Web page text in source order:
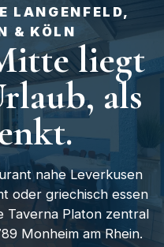
LANGENFELD,
& KÖLN
liegt
als
nahe Leverkusen
oder griechisch essen
Taverna Platon zentral
Monheim am Rhein.